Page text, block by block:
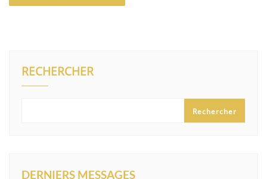
RECHERCHER
Rechercher
DERNIERS MESSAGES